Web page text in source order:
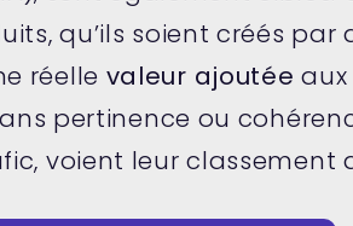
qu’ils soient créés par
réelle valeur ajoutée
pertinence ou
voient leur classement